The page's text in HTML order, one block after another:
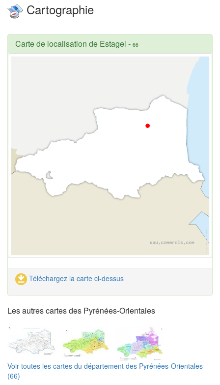
Cartographie
Carte de localisation de Estagel - 66
Téléchargez la carte ci-dessus
Les autres cartes des Pyrénées-Orientales
Voir toutes les cartes du département des Pyrénées-Orientales
(66)